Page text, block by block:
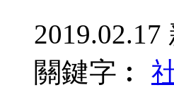
2019.02.17
關鍵字︰